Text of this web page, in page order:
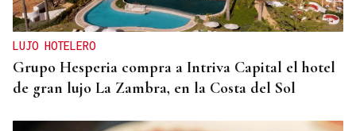
LUJO HOTELERO
Grupo Hesperia compra a Intriva Capital el hotel
de gran lujo La Zambra, en la Costa del Sol